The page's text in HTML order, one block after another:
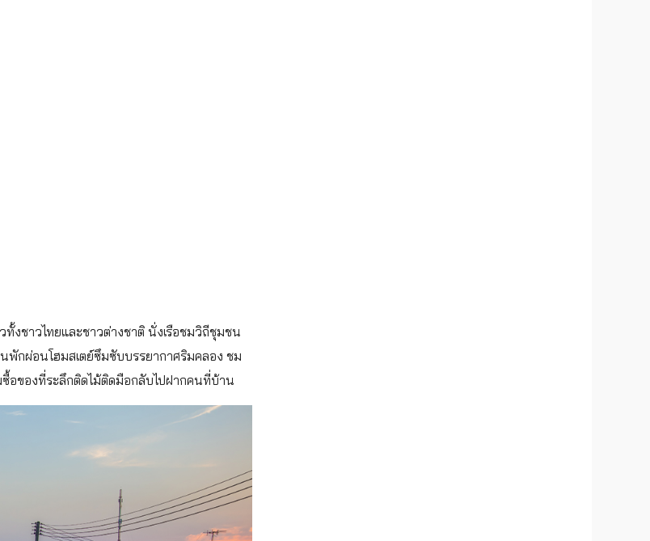
งชาวไทยและชาวต่างชาติ นั่งเรือชมวิถีชุมชน
กผ่อนโฮมสเตย์ซึมซับบรรยากาศริมคลอง ชม
ของที่ระลึกติดไม้ติดมือกลับไปฝากคนที่บ้าน